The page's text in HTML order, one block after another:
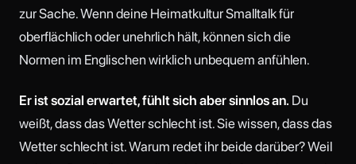
zur Sache. Wenn deine Heimatkultur Smalltalk für
oberflächlich oder unehrlich hält, können sich die
Normen im Englischen wirklich unbequem anfühlen.
Er ist sozial erwartet, fühlt sich aber sinnlos an. Du
weißt, dass das Wetter schlecht ist. Sie wissen, dass das
Wetter schlecht ist. Warum redet ihr beide darüber? Weil